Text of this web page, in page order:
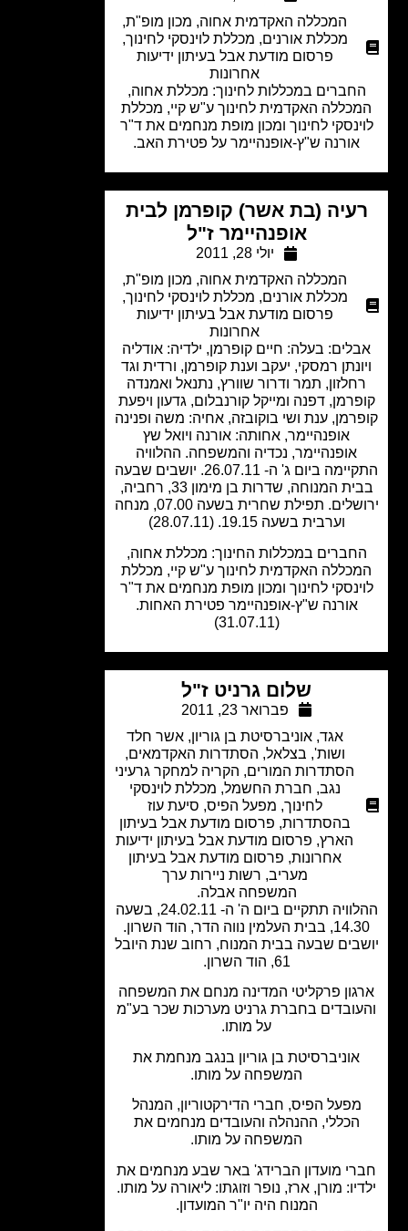
המכללה האקדמית אחוה,מכון מופ"ת,
מכללת אורנים,מכללת לוינסקי לחינוך,
פרסום מודעת אבל בעיתון ידיעות
אחרונות
במכללות לחינוך: מכללת אחוה,
האקדמית לחינוך ע"ש קיי, מכללת
לחינוך ומכון מופת מנחמים את ד"ר
אורנה ש"ץ-אופנהיימר על פטירת האב.
(בת אשר) קופרמן לבית
אופנהיימר ז"ל
המכללה האקדמית אחוה,מכון מופ"ת,
מכללת אורנים,מכללת לוינסקי לחינוך,
פרסום מודעת אבל בעיתון ידיעות
אחרונות
בעלה: חיים קופרמן, ילדיה: אודליה
רמסקי, יעקב וענת קופרמן, ורדית וגד
תמר ודרור שוורץ, נתנאל ואמנדה
דפנה ומייקל קורנבלום, גדעון ויפעת
ענת ושי בוקובזה, אחיה: משה ופנינה
אופנהיימר, אחותה: אורנה ויואל שץ
אופנהיימר, נכדיה והמשפחה. ההלוויה
התקיימה ביום ג' ה- 26.07.11. יושבים שבעה
בבית המנוחה, שדרות בן מימון 33, רחביה,
ירושלים. תפילת שחרית בשעה 07.00, מנחה
וערבית בשעה 19.15. (28.07.11)
במכללות החינוך: מכללת אחוה,
האקדמית לחינוך ע"ש קיי, מכללת
לחינוך ומכון מופת מנחמים את ד"ר
אורנה ש"ץ-אופנהיימר פטירת האחות.
שלום גרניט ז"ל
פברואר 23, 2011
אוניברסיטת בן גוריון ,אשר חלד
בצלאל,הסתדרות האקדמאים,
הסתדרות המורים ,הקריה למחקר גרעיני
חברת החשמל ,מכללת לוינסקי
לחינוך
מפעל הפיס,סיעת עוז
בהסתדרות,פרסום מודעת אבל בעיתון
פרסום מודעת אבל בעיתון ידיעות
אחרונות,פרסום מודעת אבל בעיתון
רשות ניירות ערך
המשפחה אבלה.
ההלוויה תתקיים ביום ה' ה- 24.02.11, בשעה
שבעה בבית המנוח, רחוב שנת היובל
פרקליטי המדינה מנחם את המשפחה
בחברת גרניט מערכות שכר בע"מ
על מותו.
אוניברסיטת בן גוריון בנגב מנחמת את
המשפחה על מותו.
מפעל הפיס, חברי הדירקטוריון, המנהל
הכללי, ההנהלה והעובדים מנחמים את
המשפחה על מותו.
מועדון הברידג' באר שבע מנחמים את
מורן, ארז, נופר וזוגתו: ליאורה על מותו.
המנוח היה יו"ר המועדון.